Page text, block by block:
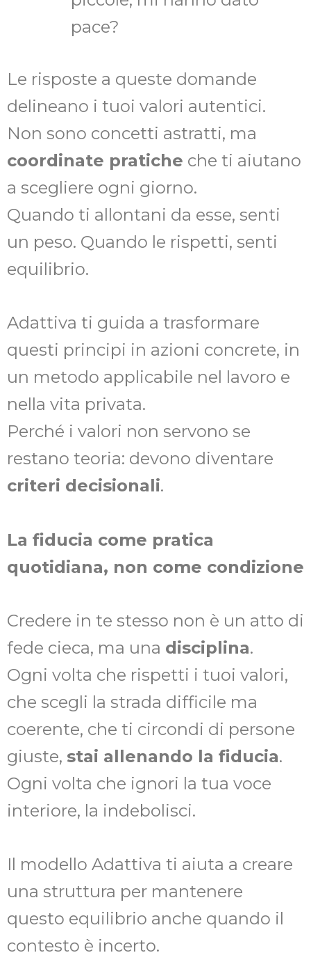
pace?
Le risposte a queste domande
delineano i tuoi valori autentici.
Non sono concetti astratti, ma
coordinate pratiche che ti aiutano
a scegliere ogni giorno.
Quando ti allontani da esse, senti
un peso. Quando le rispetti, senti
equilibrio.
Adattiva ti guida a trasformare
questi principi in azioni concrete, in
un metodo applicabile nel lavoro e
nella vita privata.
Perché i valori non servono se
restano teoria: devono diventare
criteri decisionali.
La fiducia come pratica
quotidiana, non come condizione
Credere in te stesso non è un atto di
fede cieca, ma una disciplina.
Ogni volta che rispetti i tuoi valori,
che scegli la strada difficile ma
coerente, che ti circondi di persone
giuste, stai allenando la fiducia.
Ogni volta che ignori la tua voce
interiore, la indebolisci.
Il modello Adattiva ti aiuta a creare
una struttura per mantenere
questo equilibrio anche quando il
contesto è incerto.